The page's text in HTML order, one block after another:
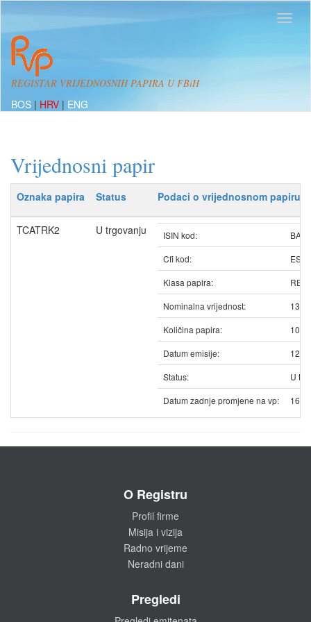
REGISTAR VRIJEDNOSNIH PAPIRA U FBiH
BOS | HRV | ENG
Vrijednosni papir
Oznaka papira Status Podaci o vrijednosnom papiru
TCATRK2 U trgovanju ISIN kod:
Cfi kod:
Klasa papira:
Nominalna vrijednost:
13.10
Količina papira:
Datum emisije:
Status:
U
Datum zadnje promjene na vp:
O Registru
Profil firme
Misija i vizija
Radno vrijeme
Neradni dani
Pregledi